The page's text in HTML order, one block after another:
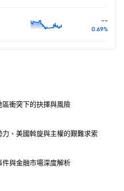
--
0.69%
衝突下的抉擇與風險
、美國斡旋與主權的艱難求索
與金融市場深度解析